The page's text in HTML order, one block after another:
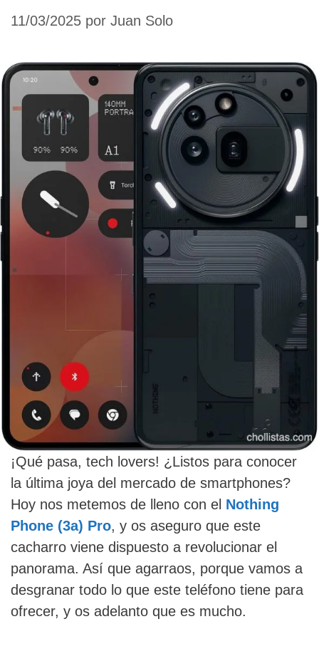
11/03/2025 por Juan Solo
¡Qué pasa, tech lovers! ¿Listos para conocer
la última joya del mercado de smartphones?
Hoy nos metemos de lleno con el Nothing
Phone (3a) Pro, y os aseguro que este
cacharro viene dispuesto a revolucionar el
panorama. Así que agarraos, porque vamos a
desgranar todo lo que este teléfono tiene para
ofrecer, y os adelanto que es mucho.